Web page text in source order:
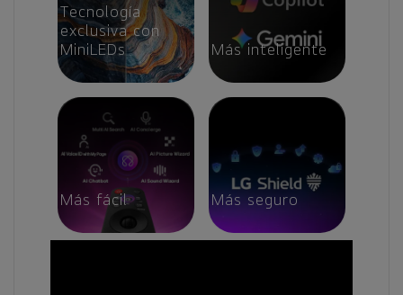
Tecnología
exclusiva con
MiniLEDs
Más inteligente
Más fácil Más seguro